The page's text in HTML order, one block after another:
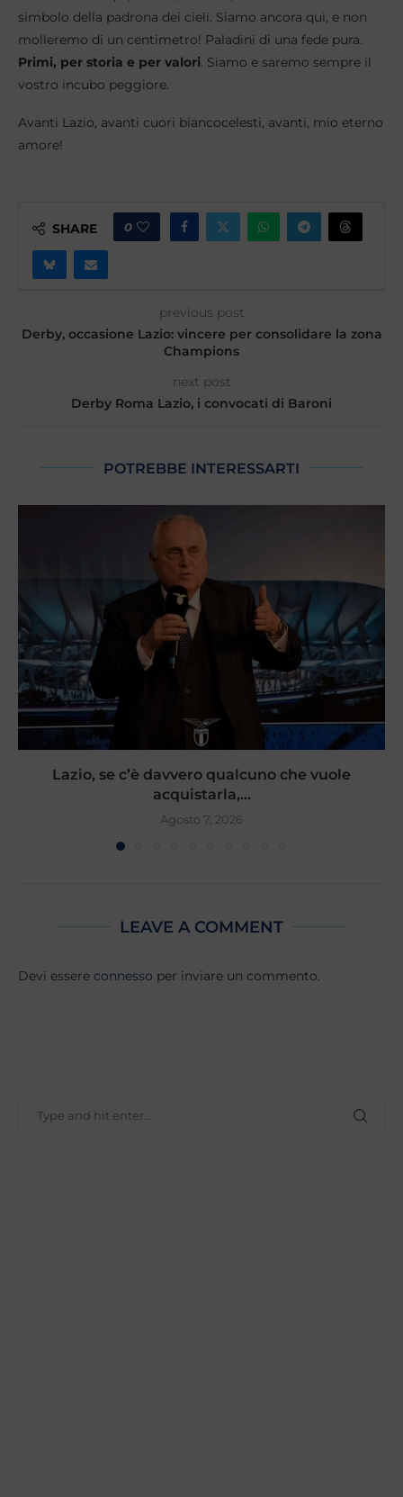
simbolo della padrona dei cieli. Siamo ancora qui, e non
molleremo di un centimetro! Paladini di una fede pura.
Primi, per storia e per valori. Siamo e saremo sempre il
vostro incubo peggiore.
Avanti Lazio, avanti cuori biancocelesti, avanti, mio eterno
amore!
SHARE 0
previous post
Derby, occasione Lazio: vincere per consolidare la zona
Champions
next post
Derby Roma Lazio, i convocati di Baroni
POTREBBE INTERESSARTI
Lazio, se c’è davvero qualcuno che vuole
acquistarla,...
Agosto 7, 2026
LEAVE A COMMENT
Devi essere connesso per inviare un commento.